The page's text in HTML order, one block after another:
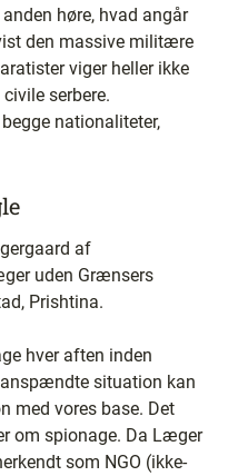
høre, hvad angår
den massive militære
viger heller ikke
serbere.
nationaliteter,
af
uden Grænsers
Prishtina.
hver aften inden
situation kan
med vores base. Det
om spionage. Da Læger
som NGO (ikke-